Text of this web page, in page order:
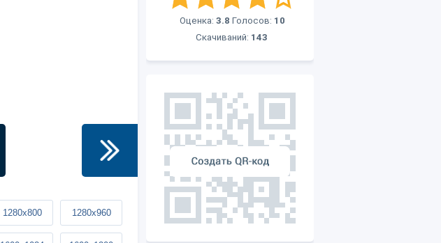
Оценка: 3.8 Голосов: 10
Скачиваний: 143
1280x800 1280x960